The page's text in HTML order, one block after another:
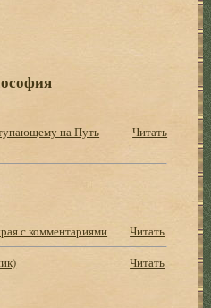
на Путь
Читать
с комментариями
Читать
Читать